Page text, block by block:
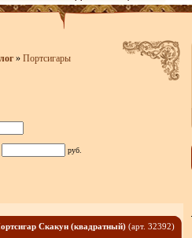
» Портсигары
руб.
Скакун (квадратный)(арт. 32392)